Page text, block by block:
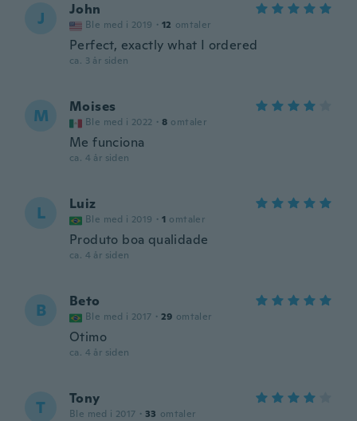
J John
Ble med i 2019 · 12 omtaler
Perfect, exactly what I ordered
ca. 3 år siden
M Moises
Ble med i 2022 · 8 omtaler
Me funciona
ca. 4 år siden
L Luiz
Ble med i 2019 · 1 omtaler
Produto boa qualidade
ca. 4 år siden
B Beto
Ble med i 2017 · 29 omtaler
Otimo
ca. 4 år siden
T Tony
Ble med i 2017 · 33 omtaler